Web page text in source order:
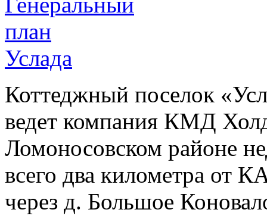
Коттеджный поселок
ведет компания КМД
Ломоносовском районе
всего два километра от
через д. Большое